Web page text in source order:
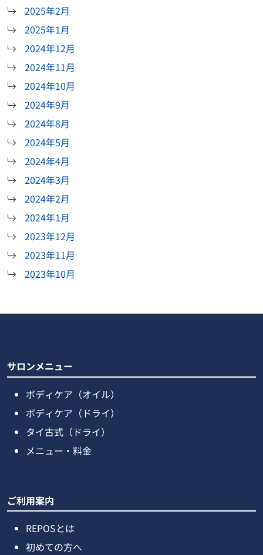
2025年2月
2025年1月
2024年12月
2024年11月
2024年10月
2024年9月
2024年8月
2024年5月
2024年4月
2024年3月
2024年2月
2024年1月
2023年12月
2023年11月
2023年10月
サロンメニュー
ボディケア（オイル）
ボディケア（ドライ）
タイ古式（ドライ）
メニュー・料金
ご利用案内
REPOSとは
初めての方へ